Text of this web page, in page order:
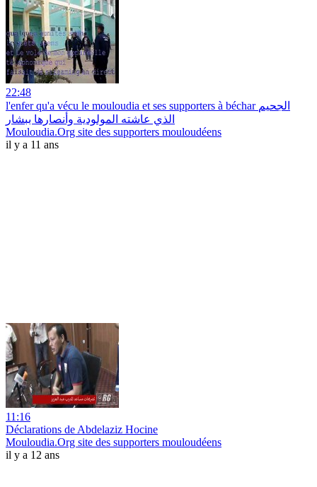
22:48
l'enfer qu'a vécu le mouloudia et ses supporters à béchar الجحيم
الذي عاشته المولودية وأنصارها ببشار
Mouloudia.Org site des supporters mouloudéens
il y a 11 ans
11:16
Déclarations de Abdelaziz Hocine
Mouloudia.Org site des supporters mouloudéens
il y a 12 ans